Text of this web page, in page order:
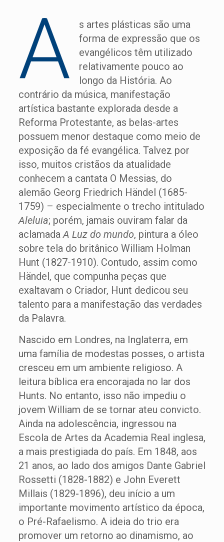
A
s artes plásticas são uma
forma de expressão que os
evangélicos têm utilizado
relativamente pouco ao
longo da História. Ao
contrário da música, manifestação
artística bastante explorada desde a
Reforma Protestante, as belas-artes
possuem menor destaque como meio de
exposição da fé evangélica. Talvez por
isso, muitos cristãos da atualidade
conhecem a cantata O Messias, do
alemão Georg Friedrich Händel (1685-
1759) – especialmente o trecho intitulado
Aleluia; porém, jamais ouviram falar da
aclamadaA Luz do mundo, pintura a óleo
sobre tela do britânico William Holman
Hunt (1827-1910). Contudo, assim como
Händel, que compunha peças que
exaltavam o Criador, Hunt dedicou seu
talento para a manifestação das verdades
da Palavra.
Nascido em Londres, na Inglaterra, em
uma família de modestas posses, o artista
cresceu em um ambiente religioso. A
leitura bíblica era encorajada no lar dos
Hunts. No entanto, isso não impediu o
jovem William de se tornar ateu convicto.
Ainda na adolescência, ingressou na
Escola de Artes da Academia Real inglesa,
a mais prestigiada do país. Em 1848, aos
21 anos, ao lado dos amigos Dante Gabriel
Rossetti (1828-1882) e John Everett
Millais (1829-1896), deu início a um
importante movimento artístico da época,
o Pré-Rafaelismo. A ideia do trio era
promover um retorno ao dinamismo, ao